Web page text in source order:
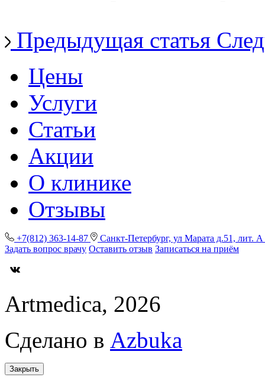
Предыдущая статья
Цены
Услуги
Статьи
Акции
О клинике
Отзывы
+7(812) 363-14-87
Санкт-Петербург, ул Марата д.51, лит. А
Задать вопрос врачу Оставить отзыв Записаться на приём
Artmedica, 2026
Сделано в Azbuka
Закрыть